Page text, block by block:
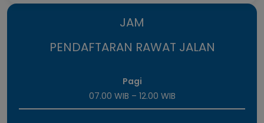
JAM
PENDAFTARAN RAWAT JALAN
Pagi
07.00 WIB – 12.00 WIB